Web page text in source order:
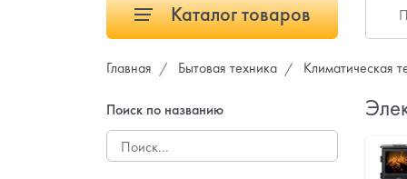
Каталог товаров
Главная Бытовая техника Климатическая
Поиск по названию